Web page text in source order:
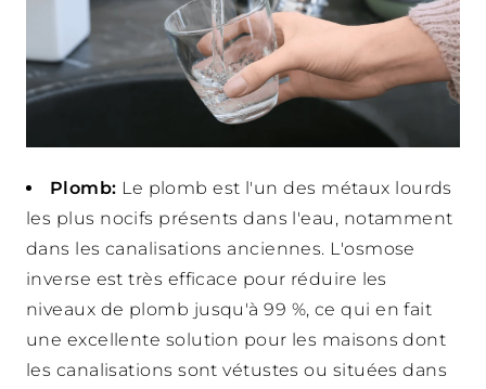
Plomb: Le plomb est l'un des métaux lourds
les plus nocifs présents dans l'eau, notamment
dans les canalisations anciennes. L'osmose
inverse est très efficace pour réduire les
niveaux de plomb jusqu'à 99 %, ce qui en fait
une excellente solution pour les maisons dont
les canalisations sont vétustes ou situées dans